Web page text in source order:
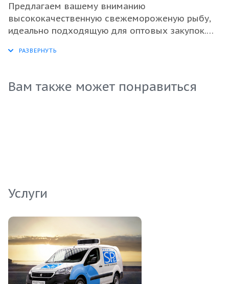
Предлагаем вашему вниманию
высококачественную свежемороженую рыбу,
идеально подходящую для оптовых закупок.
и ароматом, что делает его идеальным
предложению. Неразделанная форма
позволяет сохранить свежесть и натуральный
Вам также может понравиться
Услуги